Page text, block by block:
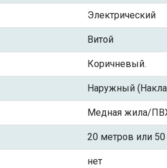
Электрический
Витой
Коричневый.
Наружный
Медная жила/
20 метров или
нет